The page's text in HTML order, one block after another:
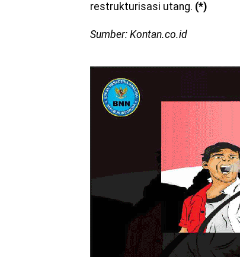
restrukturisasi utang. (*)
Sumber: Kontan.co.id